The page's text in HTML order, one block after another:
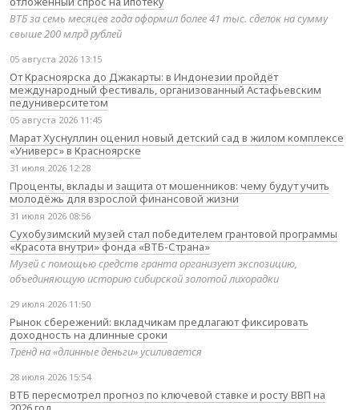
ВТБ за семь месяцев года оформил более 41 тыс. сделок на сумму
свыше 200 млрд рублей
05 августа 2026 13:15
От Красноярска до Джакарты: в Индонезии пройдёт
международный фестиваль, организованный Астафьевским
педуниверситетом
05 августа 2026 11:45
Марат Хуснуллин оценил новый детский сад в жилом комплексе
«Универс» в Красноярске
31 июля 2026 12:28
Проценты, вклады и защита от мошенников: чему будут учить
молодёжь для взрослой финансовой жизни
31 июля 2026 08:56
Сухобузимский музей стал победителем грантовой программы
«Красота внутри» фонда «ВТБ-Страна»
Музей с помощью средств гранта организует экспозицию,
объединяющую историю сибирской золотой лихорадки
29 июля 2026 11:50
Рынок сбережений: вкладчикам предлагают фиксировать
доходность на длинные сроки
Тренд на «длинные деньги» усиливается
28 июля 2026 15:54
ВТБ пересмотрел прогноз по ключевой ставке и росту ВВП на